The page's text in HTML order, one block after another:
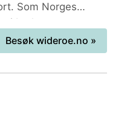
Som Norges
i bruk.
Besøk wideroe.no »